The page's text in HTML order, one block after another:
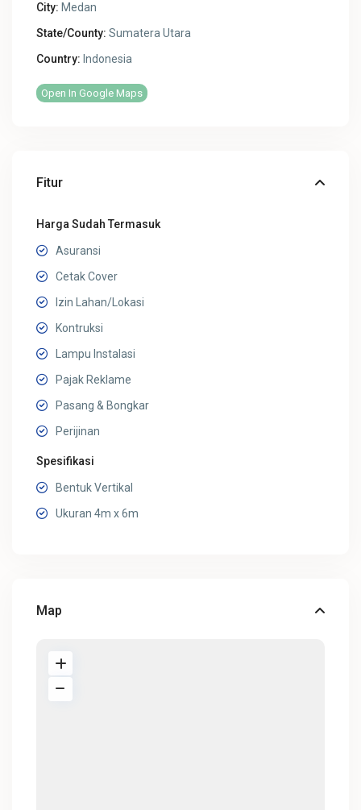
City: Medan
State/County: Sumatera Utara
Country: Indonesia
Open In Google Maps
Fitur
Harga Sudah Termasuk
Asuransi
Cetak Cover
Izin Lahan/Lokasi
Kontruksi
Lampu Instalasi
Pajak Reklame
Pasang & Bongkar
Perijinan
Spesifikasi
Bentuk Vertikal
Ukuran 4m x 6m
Map